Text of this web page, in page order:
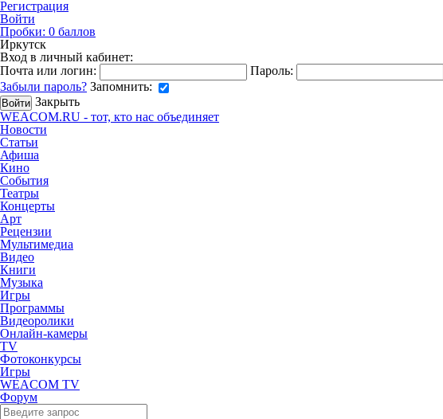
Регистрация
Войти
Пробки: 0 баллов
Иркутск
Вход в личный кабинет:
Почта или логин:
Пароль:
Забыли пароль? Запомнить:
Закрыть
WEACOM.RU - тот, кто нас объединяет
Новости
Статьи
Афиша
Кино
События
Театры
Концерты
Арт
Рецензии
Мультимедиа
Видео
Книги
Музыка
Игры
Программы
Видеоролики
Онлайн-камеры
TV
Фотоконкурсы
Игры
WEACOM TV
Форум